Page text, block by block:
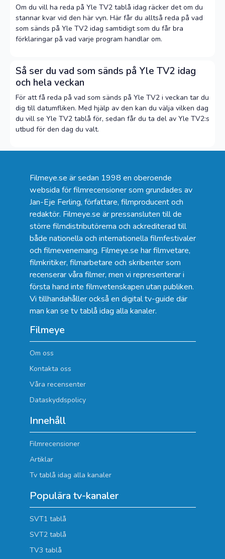
Om du vill ha reda på Yle TV2 tablå idag räcker det om du
stannar kvar vid den här vyn. Här får du alltså reda på vad
som sänds på Yle TV2 idag samtidigt som du får bra
förklaringar på vad varje program handlar om.
Så ser du vad som sänds på Yle TV2 idag
och hela veckan
För att få reda på vad som sänds på Yle TV2 i veckan tar du
dig till datumfliken. Med hjälp av den kan du välja vilken dag
du vill se Yle TV2 tablå för, sedan får du ta del av Yle TV2:s
utbud för den dag du valt.
Filmeye.se är sedan 1998 en oberoende
websida för filmrecensioner som grundades av
Jan-Eje Ferling, författare, filmproducent och
redaktör. Filmeye.se är pressansluten till de
större filmdistributörerna och ackrediterad till
både nationella och internationella filmfestivaler
och filmevenemang. Filmeye.se har filmvetare,
filmkritiker, filmarbetare och skribenter som
recenserar våra filmer, men vi representerar i
första hand inte filmvetenskapen utan publiken.
Vi tillhandahåller också en digital tv-guide där
man kan se tv tablå idag alla kanaler.
Filmeye
Om oss
Kontakta oss
Våra recensenter
Dataskyddspolicy
Innehåll
Filmrecensioner
Artiklar
Tv tablå idag alla kanaler
Populära tv-kanaler
SVT1 tablå
SVT2 tablå
TV3 tablå